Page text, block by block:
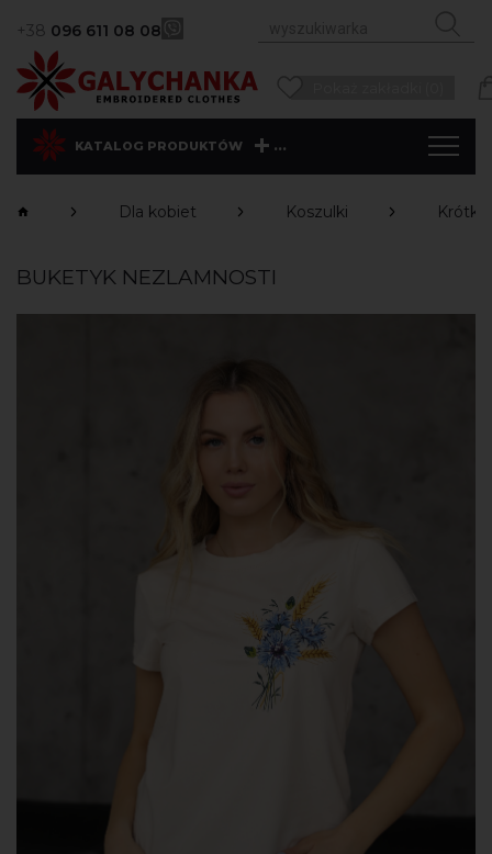
+38 096 611 08 08
KATALOG PRODUKTÓW ...
Dla kobiet Koszulki Krótki
BUKETYK NEZLAMNOSTI